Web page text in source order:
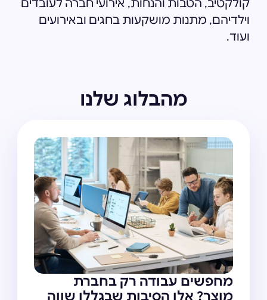
קולקטיב, הטבות והנחות, אירועי חברה לעובדים
וילדיהם, מתנות מושקעות בחגים ובאירועים
ועוד.
מהבלוג שלנו
מחפשים עבודה רק בחברת
מוצר? אלו הסיבות שבגללן שווה